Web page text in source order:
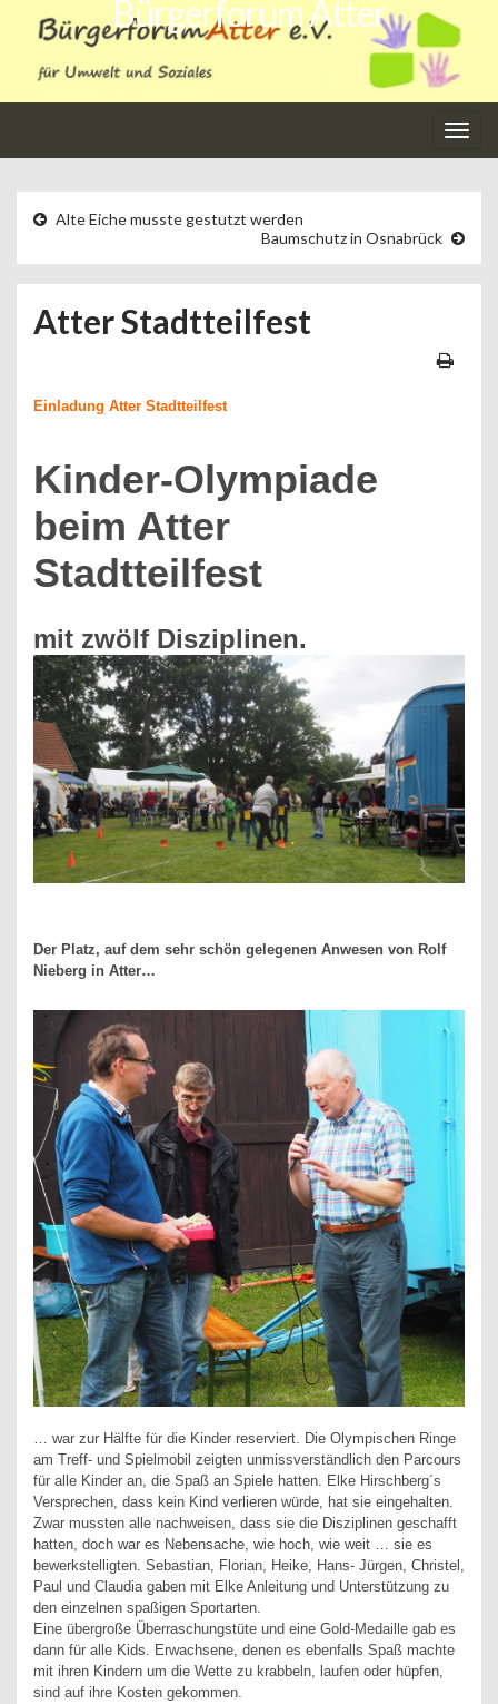
Bürgerforum Atter
Alte Eiche musste gestutzt werden
Baumschutz in Osnabrück
Atter Stadtteilfest
Einladung Atter Stadtteilfest
Kinder-Olympiade
beim Atter
Stadtteilfest
mit zwölf Disziplinen.
Der Platz, auf dem sehr schön gelegenen Anwesen von Rolf
Nieberg in Atter…
… war zur Hälfte für die Kinder reserviert. Die Olympischen Ringe
am Treff- und Spielmobil zeigten unmissverständlich den Parcours
für alle Kinder an, die Spaß an Spiele hatten. Elke Hirschberg´s
Versprechen, dass kein Kind verlieren würde, hat sie eingehalten.
Zwar mussten alle nachweisen, dass sie die Disziplinen geschafft
hatten, doch war es Nebensache, wie hoch, wie weit … sie es
bewerkstelligten. Sebastian, Florian, Heike, Hans- Jürgen, Christel,
Paul und Claudia gaben mit Elke Anleitung und Unterstützung zu
den einzelnen spaßigen Sportarten.
Eine übergroße Überraschungstüte und eine Gold-Medaille gab es
dann für alle Kids. Erwachsene, denen es ebenfalls Spaß machte
mit ihren Kindern um die Wette zu krabbeln, laufen oder hüpfen,
sind auf ihre Kosten gekommen.